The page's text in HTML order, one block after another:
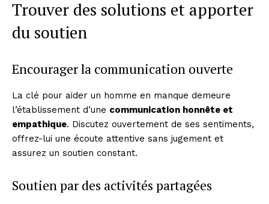
Trouver des solutions et apporter
du soutien
Encourager la communication ouverte
La clé pour aider un homme en manque demeure
l’établissement d’une communication honnête et
empathique. Discutez ouvertement de ses sentiments,
offrez-lui une écoute attentive sans jugement et
assurez un soutien constant.
Soutien par des activités partagées